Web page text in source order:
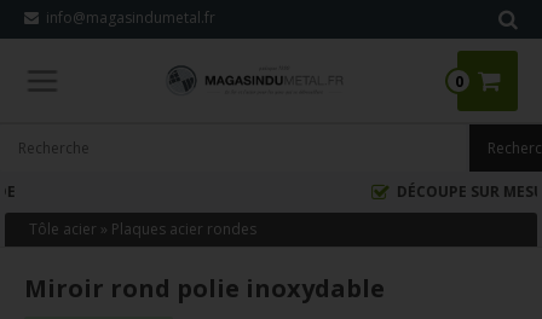
info@magasindumetal.fr
0
DÉCOUPE SUR MESURE
Tôle acier » Plaques acier rondes
Miroir rond polie inoxydable